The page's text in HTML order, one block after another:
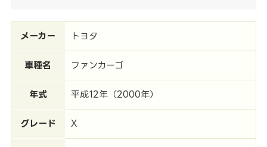
メーカー トヨタ
車種名 ファンカーゴ
年式 平成12年（2000年）
グレード X